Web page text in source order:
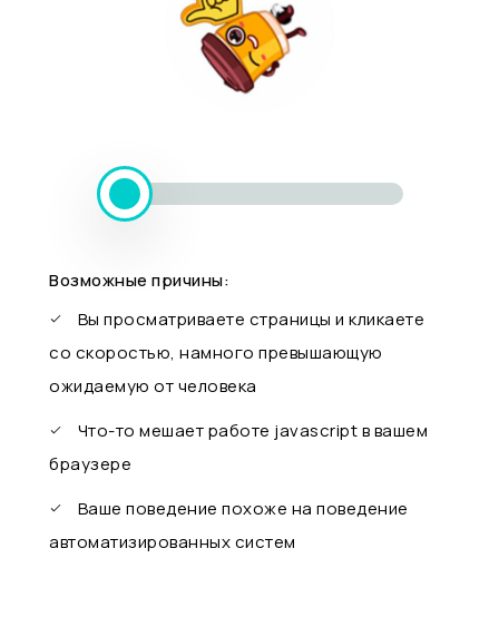
Возможные причины:
Вы просматриваете страницы и кликаете
со скоростью, намного превышающую
ожидаемую от человека
Что-то мешает работе javascript в вашем
браузере
Ваше поведение похоже на поведение
автоматизированных систем